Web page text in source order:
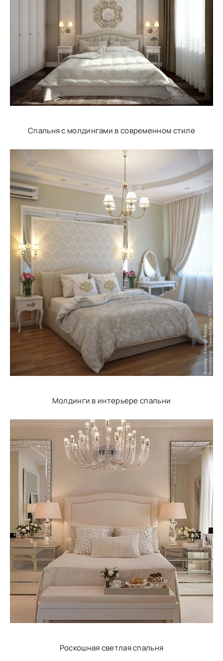
Спальня с молдингами в современном стиле
Молдинги в интерьере спальни
Роскошная светлая спальня